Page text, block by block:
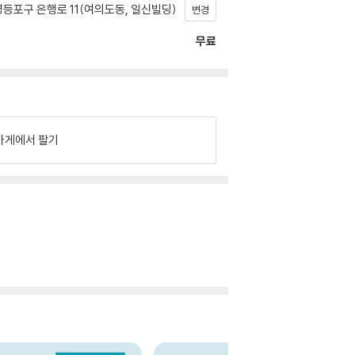
포구 은행로 11(여의도동, 일신빌딩) 변경
무료
게에서 팔기